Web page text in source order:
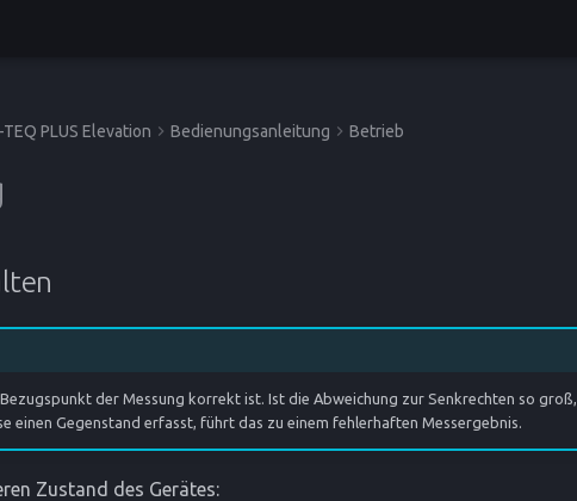
TEQ PLUS Elevation Bedienungsanleitung Betrieb
der Messung korrekt ist. Ist die Abweichung zur Senkrechten so groß,
einen Gegenstand erfasst, führt das zu einem fehlerhaften Messergebnis.
Zustand des Gerätes: